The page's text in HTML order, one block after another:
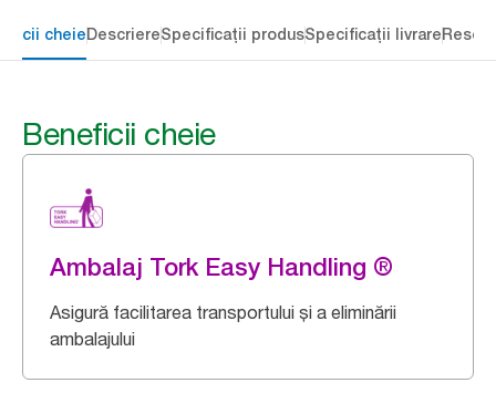
cheieDescriereSpecificații produsSpecificații livrare
Beneficii cheie
Ambalaj Tork Easy Handling ®
Asigură facilitarea transportului și a eliminării
ambalajului